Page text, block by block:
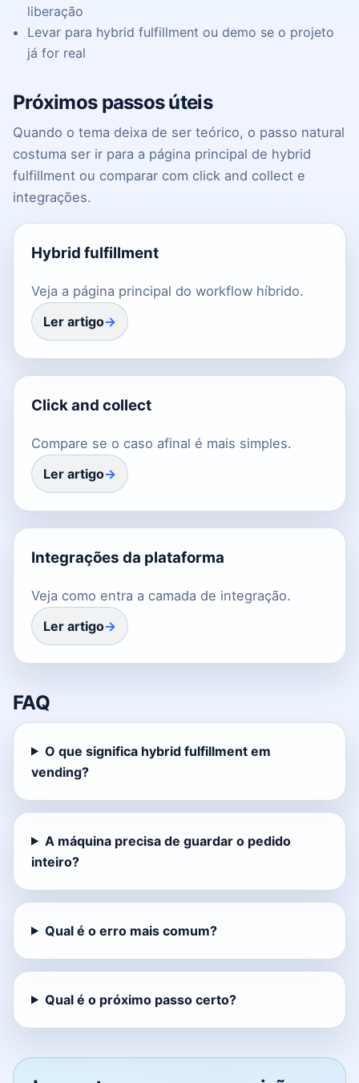
liberação
Levar para hybrid fulfillment ou demo se o projeto
já for real
Próximos passos úteis
Quando o tema deixa de ser teórico, o passo natural
costuma ser ir para a página principal de hybrid
fulfillment ou comparar com click and collect e
integrações.
Hybrid fulfillment
Veja a página principal do workflow híbrido.
Ler artigo
Click and collect
Compare se o caso afinal é mais simples.
Ler artigo
Integrações da plataforma
Veja como entra a camada de integração.
Ler artigo
FAQ
O que significa hybrid fulfillment em
vending?
A máquina precisa de guardar o pedido
inteiro?
Qual é o erro mais comum?
Qual é o próximo passo certo?